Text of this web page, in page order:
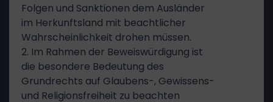
Folgen und Sanktionen dem Ausländer
im Herkunftsland mit beachtlicher
Wahrscheinlichkeit drohen müssen.
2. Im Rahmen der Beweiswürdigung ist
die besondere Bedeutung des
Grundrechts auf Glaubens-, Gewissens-
und Religionsfreiheit zu beachten